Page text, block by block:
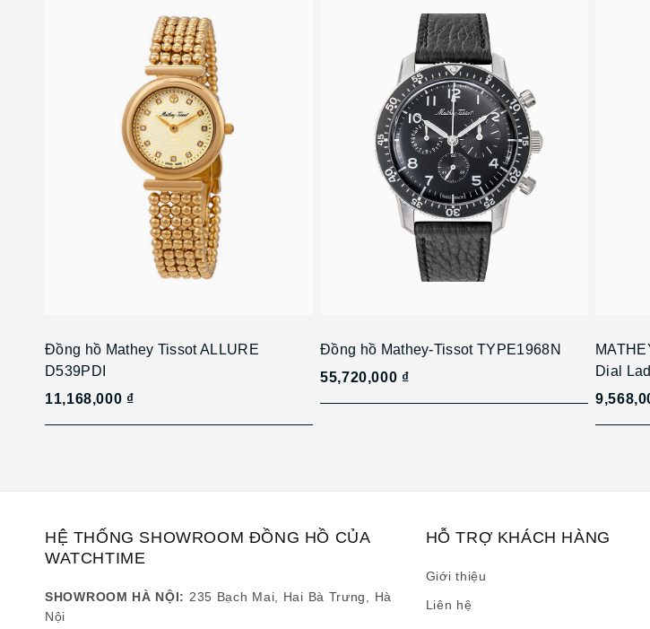
Đồng hồ Mathey Tissot ALLURE
D539PDI
11,168,000 ₫
Đồng hồ Mathey-Tissot TYPE1968N
55,720,000 ₫
Dial
HỆ THỐNG SHOWROOM ĐỒNG HỒ CỦA
WATCHTIME
SHOWROOM HÀ NỘI: 235 Bạch Mai, Hai Bà Trưng, Hà
Nội
HỖ TRỢ KHÁCH HÀNG
Giới thiệu
Liên hệ